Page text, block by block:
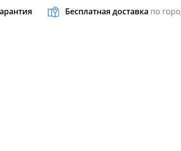
Бесплатная доставка по